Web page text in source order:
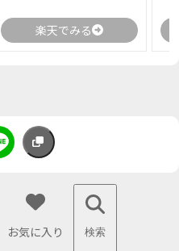
楽天でみる
お気に入り 検索